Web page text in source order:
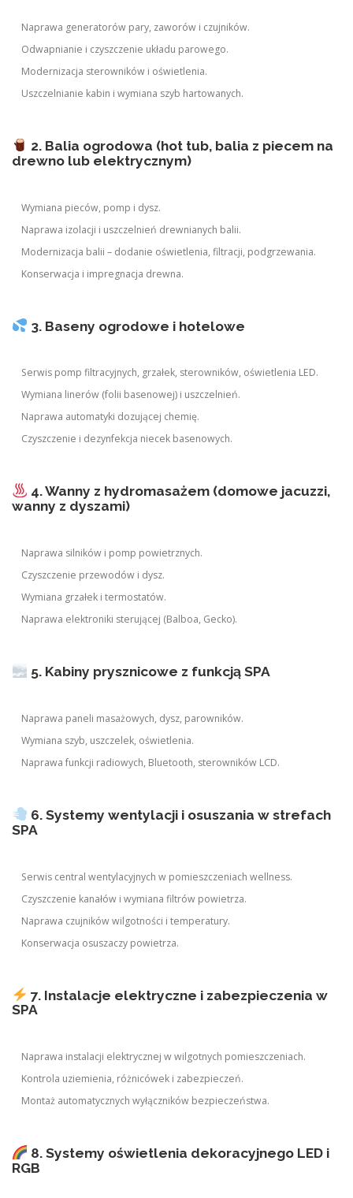
Naprawa generatorów pary, zaworów i czujników.
Odwapnianie i czyszczenie układu parowego.
Modernizacja sterowników i oświetlenia.
Uszczelnianie kabin i wymiana szyb hartowanych.
2. Balia ogrodowa (hot tub, balia z piecem na
drewno lub elektrycznym)
Wymiana pieców, pomp i dysz.
Naprawa izolacji i uszczelnień drewnianych balii.
Modernizacja balii – dodanie oświetlenia, filtracji, podgrzewania.
Konserwacja i impregnacja drewna.
3. Baseny ogrodowe i hotelowe
Serwis pomp filtracyjnych, grzałek, sterowników, oświetlenia LED.
Wymiana linerów (folii basenowej) i uszczelnień.
Naprawa automatyki dozującej chemię.
Czyszczenie i dezynfekcja niecek basenowych.
4. Wanny z hydromasażem (domowe jacuzzi,
wanny z dyszami)
Naprawa silników i pomp powietrznych.
Czyszczenie przewodów i dysz.
Wymiana grzałek i termostatów.
Naprawa elektroniki sterującej (Balboa, Gecko).
5. Kabiny prysznicowe z funkcją SPA
Naprawa paneli masażowych, dysz, parowników.
Wymiana szyb, uszczelek, oświetlenia.
Naprawa funkcji radiowych, Bluetooth, sterowników LCD.
6. Systemy wentylacji i osuszania w strefach
SPA
Serwis central wentylacyjnych w pomieszczeniach wellness.
Czyszczenie kanałów i wymiana filtrów powietrza.
Naprawa czujników wilgotności i temperatury.
Konserwacja osuszaczy powietrza.
7. Instalacje elektryczne i zabezpieczenia w
SPA
Naprawa instalacji elektrycznej w wilgotnych pomieszczeniach.
Kontrola uziemienia, różnicówek i zabezpieczeń.
Montaż automatycznych wyłączników bezpieczeństwa.
8. Systemy oświetlenia dekoracyjnego LED i
RGB